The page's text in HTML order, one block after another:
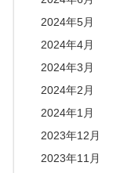
2024年5月
2024年4月
2024年3月
2024年2月
2024年1月
2023年12月
2023年11月